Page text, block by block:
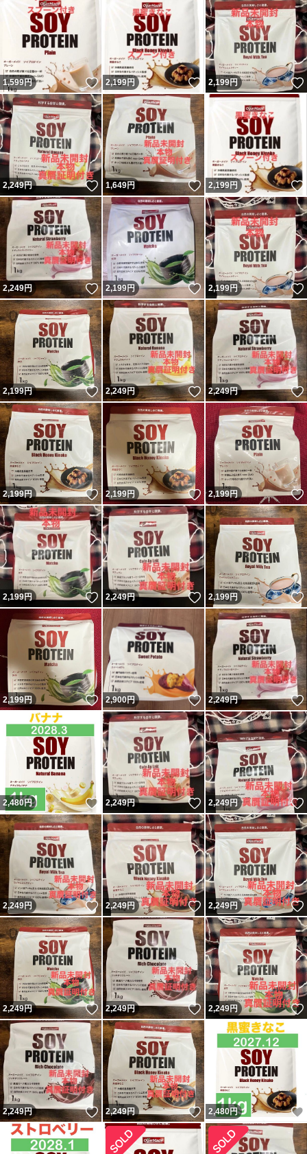
1,599円 いいね！
2,199円 いいね！
2,199円
2,249円 いいね！
1,649円 いいね！
2,199円
2,249円 いいね！
2,199円 いいね！
2,199円
2,199円 いいね！
2,249円 いいね！
2,249円
2,199円 いいね！
2,199円 いいね！
2,199円
2,199円 いいね！
2,249円 いいね！
2,199円
2,199円 いいね！
2,900円 いいね！
2,249円
2,480円 いいね！
2,249円 いいね！
2,249円
2,249円 いいね！
2,249円 いいね！
2,249円
2,249円 いいね！
2,249円 いいね！
2,249円
2,249円 いいね！
2,249円 いいね！
2,480円